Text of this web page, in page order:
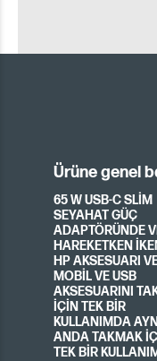
Ürüne genel
65 W USB-C SLIM
SEYAHAT GÜÇ
ADAPTÖRÜNDE
HAREKETKEN
HP AKSESUARI
MOBIL VE USB
AKSESUARINI
IÇIN TEK BIR
KULLANIMDA AYNI
ANDA TAKMAK
TEK BIR